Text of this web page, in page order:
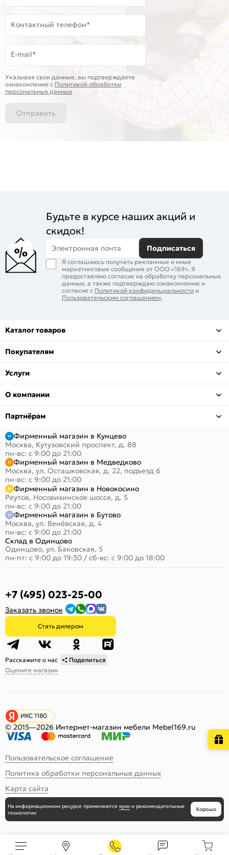
Контактный телефон*
E-mail*
Указывая свои данные, вы подтверждаете
ознакомление c Политикой обработки
персональных данных
Отправить
Будьте в курсе наших акций и
скидок!
Электронная почта Подписаться
Я соглашаюсь получать рекламные и иные
маркетинговые сообщения от ООО «169». Я
предоставляю согласие на обработку персональных
данных, а также подтверждаю ознакомление и
согласие с Политикой конфиденциальности и
Пользовательским соглашением.
Каталог товаров
Покупателям
Услуги
О компании
Партнёрам
Фирменный магазин в Кунцево
Москва, Кутузовский проспект, д. 88
пн-вс: с 9:00 до 21:00
Фирменный магазин в Медведково
Москва, ул. Осташковская, д. 22, подъезд 6
пн-вс: с 9:00 до 21:00
Фирменный магазин в Новокосино
Реутов, Носовихинское шоссе, д. 5
пн-вс: с 9:00 до 21:00
Фирменный магазин в Бутово
Москва, ул. Венёвская, д. 4
пн-вс: с 9:00 до 21:00
Склад в Одинцово
Одинцово, ул. Баковская, 5
пн-пт: с 9:00 до 19:30 / сб-вс: с 9:00 до 18:00
+7 (495) 023-25-00
Заказать звонок
Стать дилером
Расскажите о нас
Поделиться
Оцените магазин
ИКС 1180
© 2015—2026 Интернет-магазин мебели Mebel169.ru
Пользовательское соглашение
Политика обработки персональных данных
Карта сайта
На информационном ресурсе применяются куки и рекомендательные
технологии
Хорошо